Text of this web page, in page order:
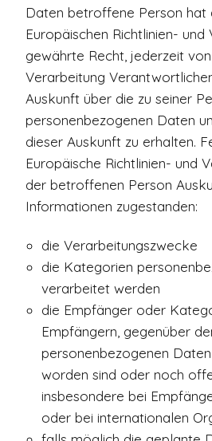
Daten betroffene Person hat
Europäischen Richtlinien-
gewährte Recht, jederzeit
Verarbeitung
Auskunft über die zu seiner
personenbezogenen Daten
dieser Auskunft zu erhalten.
Europäische Richtlinien- und
der betroffenen Person
Informationen zugestanden:
die Verarbeitungszwecke
die Kategorien
verarbeitet werden
die Empfänger oder
Empfängern, gegenüber
personenbezogenen
worden sind oder noch
insbesondere bei
oder bei internationalen